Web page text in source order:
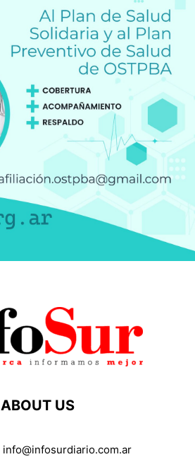
ABOUT US
info@infosurdiario.com.ar